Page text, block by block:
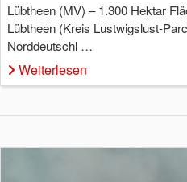
Lübtheen (MV) – 1.300 Hektar
Lübtheen (Kreis Lustwigslust-
Norddeutschl …
Weiterlesen